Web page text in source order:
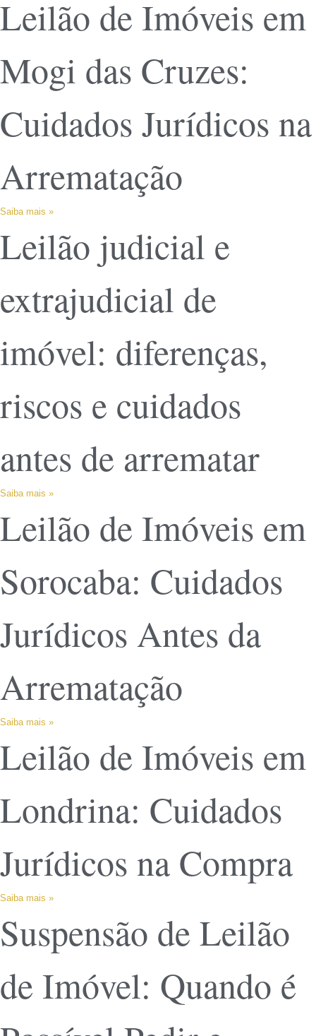
Leilão de Imóveis em
Mogi das Cruzes:
Cuidados Jurídicos na
Arrematação
Saiba mais »
Leilão judicial e
extrajudicial de
imóvel: diferenças,
riscos e cuidados
antes de arrematar
Saiba mais »
Leilão de Imóveis em
Sorocaba: Cuidados
Jurídicos Antes da
Arrematação
Saiba mais »
Leilão de Imóveis em
Londrina: Cuidados
Jurídicos na Compra
Saiba mais »
Suspensão de Leilão
de Imóvel: Quando é